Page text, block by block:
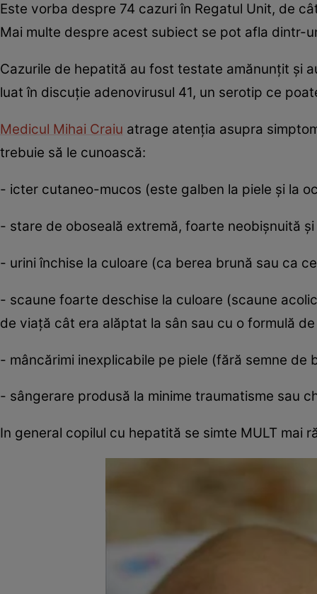
Este vorba despre 74 cazuri în Regatul Unit, de
Mai multe despre acest subiect se pot afla dintr-
Cazurile de hepatită au fost testate amănunţit şi
luat în discuție adenovirusul 41, un serotip ce
Medicul Mihai Craiu atrage atenţia asupra
trebuie să le cunoască:
- icter cutaneo-mucos (este galben la piele și la
- stare de oboseală extremă, foarte neobișnuită
- urini închise la culoare (ca berea brună sau ca
- scaune foarte deschise la culoare (scaune
de viață cât era alăptat la sân sau cu o formulă
- mâncărimi inexplicabile pe piele (fără semne de
- sângerare produsă la minime traumatisme sau
In general copilul cu hepatită se simte MULT mai